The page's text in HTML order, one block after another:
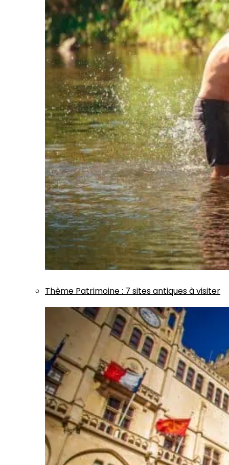
Thème Patrimoine: 7 sites antiques à visiter